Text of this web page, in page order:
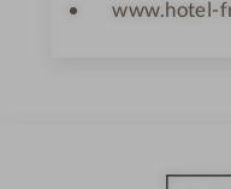
www.hotel-